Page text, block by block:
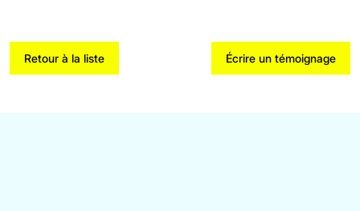
Retour à la liste Écrire un témoignage